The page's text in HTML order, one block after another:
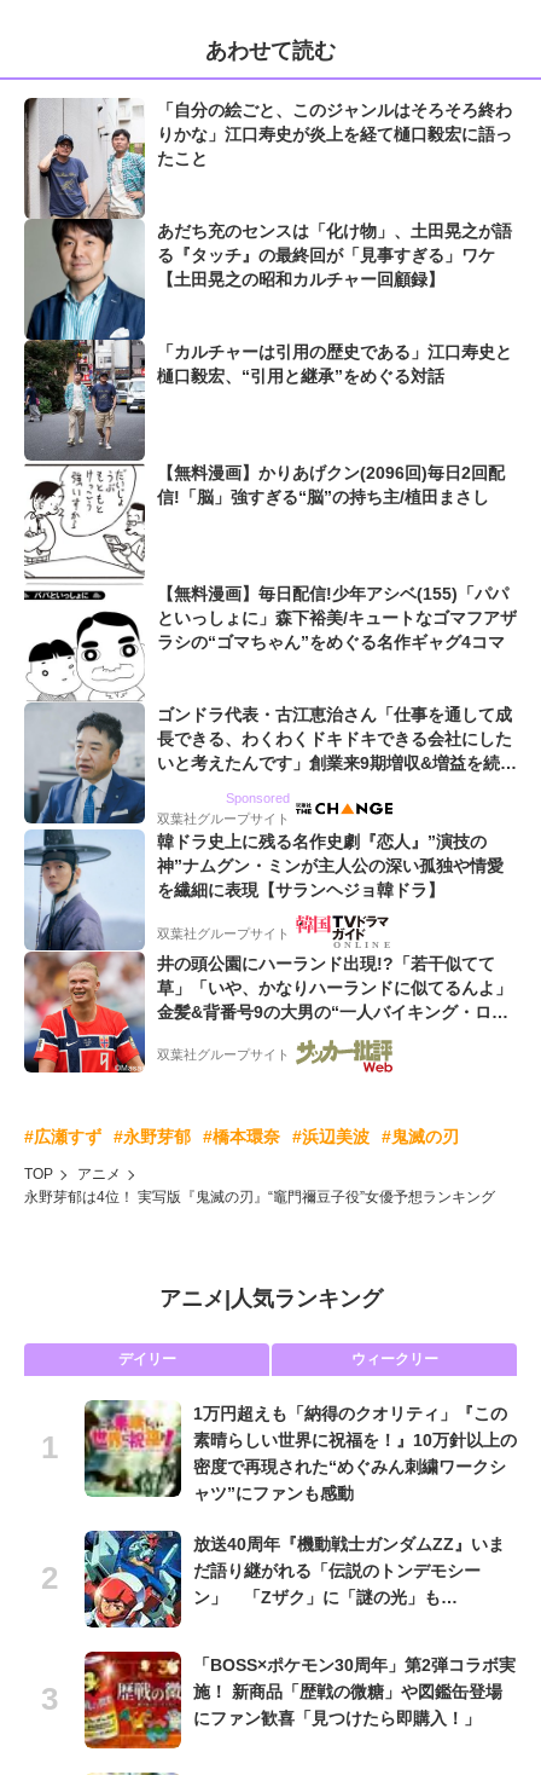
あわせて読む
「自分の絵ごと、このジャンルはそろそろ終わ
りかな」江口寿史が炎上を経て樋口毅宏に語っ
たこと
あだち充のセンスは「化け物」、土田晃之が語
る『タッチ』の最終回が「見事すぎる」ワケ
【土田晃之の昭和カルチャー回顧録】
「カルチャーは引用の歴史である」江口寿史と
樋口毅宏、“引用と継承”をめぐる対話
【無料漫画】かりあげクン(2096回)毎日2回配
信!「脳」強すぎる“脳”の持ち主/植田まさし
【無料漫画】毎日配信!少年アシベ(155)「パパ
といっしょに」森下裕美/キュートなゴマフアザ
ラシの“ゴマちゃん”をめぐる名作ギャグ4コマ
ゴンドラ代表・古江恵治さん「仕事を通して成
長できる、わくわくドキドキできる会社にした
いと考えたんです」創業来9期増収&増益を続け
Sponsored
双葉社グループサイト
韓ドラ史上に残る名作史劇『恋人』”演技の
神”ナムグン・ミンが主人公の深い孤独や情愛
を繊細に表現【サランヘジョ韓ドラ】
双葉社グループサイト
井の頭公園にハーランド出現!?「若干似てて
草」「いや、かなりハーランドに似てるんよ」
金髪&背番号9の大男の“一人バイキング・ロ
ー”映像が話題!「元気をもらった」
双葉社グループサイト
#広瀬すず #永野芽郁 #橋本環奈 #浜辺美波 #鬼滅の刃
TOP
アニメ
永野芽郁は4位！ 実写版『鬼滅の刃』“竈門禰豆子役”女優予想ランキング
アニメ 人気ランキング
デイリー ウィークリー
1万円超えも「納得のクオリティ」『この
素晴らしい世界に祝福を！』10万針以上の
密度で再現された“めぐみん刺繍ワークシ
ャツ”にファンも感動
放送40周年『機動戦士ガンダムZZ』いま
だ語り継がれる「伝説のトンデモシー
ン」 「Zザク」に「謎の光」も…
「BOSS×ポケモン30周年」第2弾コラボ実
施！ 新商品「歴戦の微糖」や図鑑缶登場
にファン歓喜「見つけたら即購入！」